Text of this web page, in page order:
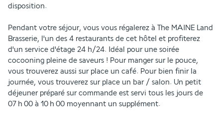
disposition.
Pendant votre séjour, vous vous régalerez à The MAINE Land
Brasserie, l'un des 4 restaurants de cet hôtel et profiterez
d'un service d'étage 24 h/24. Idéal pour une soirée
cocooning pleine de saveurs ! Pour manger sur le pouce,
vous trouverez aussi sur place un café. Pour bien finir la
journée, vous trouverez sur place un bar / salon. Un petit
déjeuner préparé sur commande est servi tous les jours de
07 h 00 à 10 h 00 moyennant un supplément.